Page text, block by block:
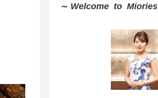
～ Welcome to Miories